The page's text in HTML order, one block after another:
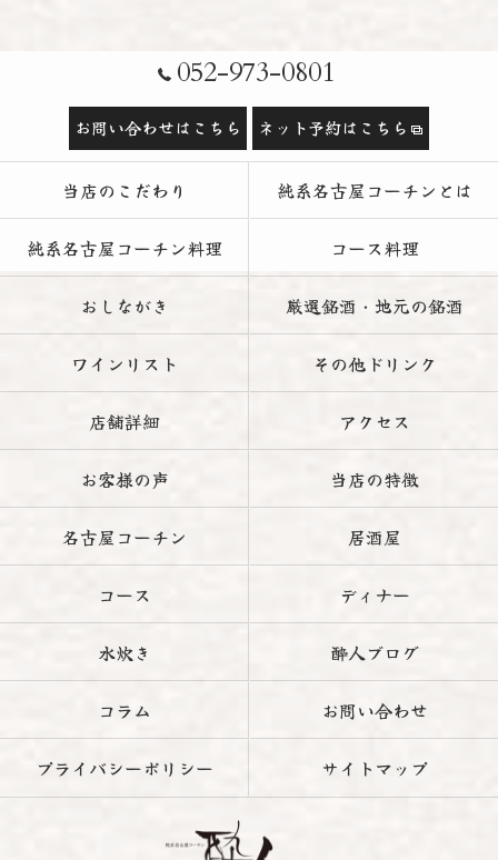
052-973-0801
お問い合わせはこちら ネット予約はこちら
当店のこだわり 純系名古屋コーチンとは
純系名古屋コーチン料理 コース料理
おしながき 厳選銘酒・地元の銘酒
ワインリスト その他ドリンク
店舗詳細 アクセス
お客様の声 当店の特徴
名古屋コーチン 居酒屋
コース ディナー
水炊き 酔人ブログ
コラム お問い合わせ
プライバシーポリシー サイトマップ